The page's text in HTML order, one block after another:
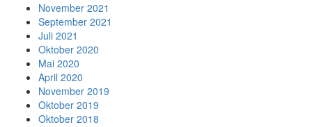
November 2021
September 2021
Juli 2021
Oktober 2020
Mai 2020
April 2020
November 2019
Oktober 2019
Oktober 2018